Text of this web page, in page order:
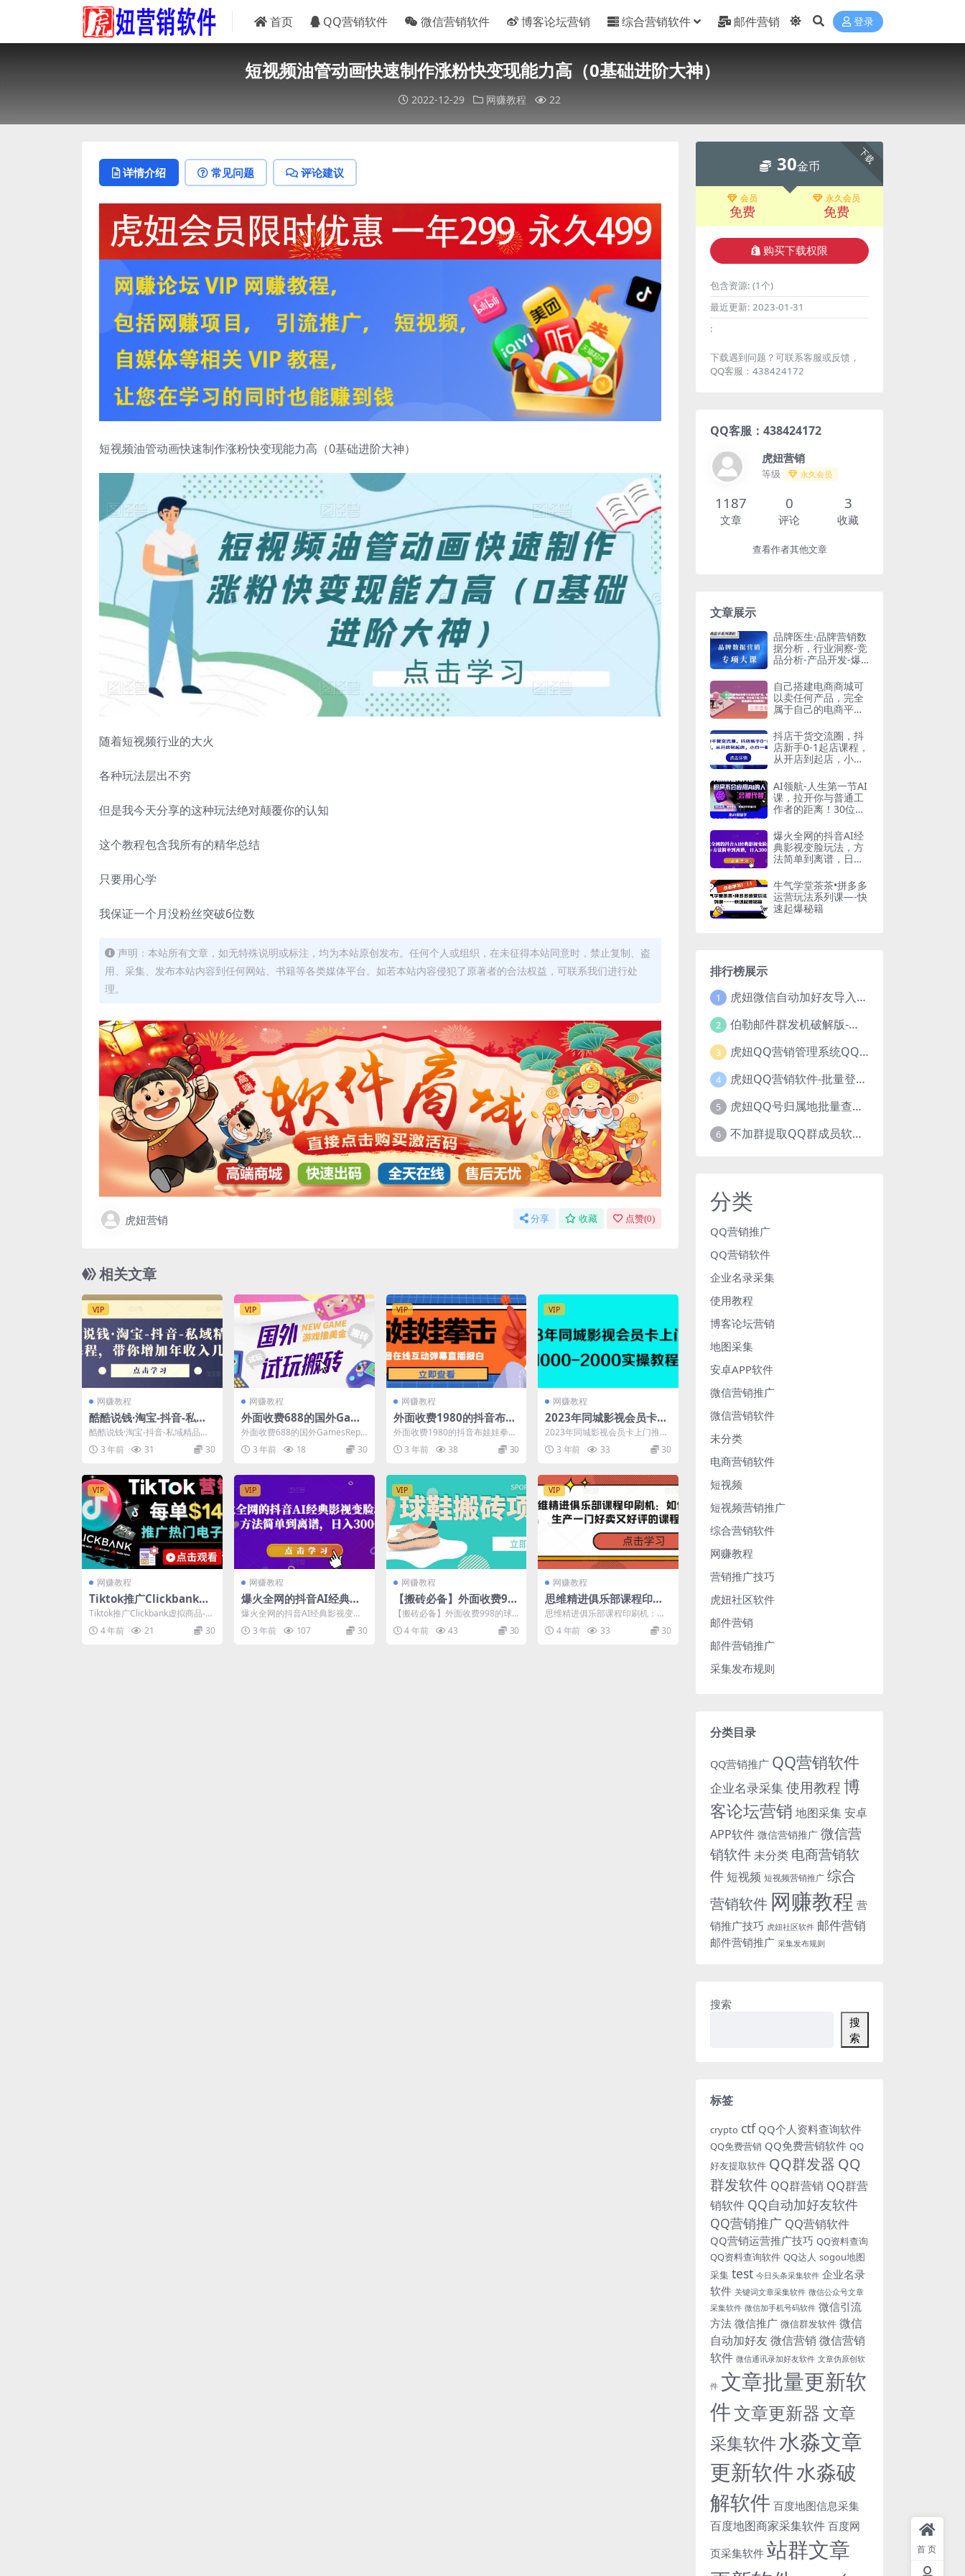
首页 QQ营销软件 微信营销软件 博客论坛营销 综合营销软件 邮件营销 登录
短视频油管动画快速制作涨粉快变现能力高（0基础进阶大神）
2022-12-29 网赚教程 22
详情介绍 常见问题 评论建议
短视频油管动画快速制作涨粉快变现能力高（0基础进阶大神）
随着短视频行业的大火
各种玩法层出不穷
但是我今天分享的这种玩法绝对颠覆你的认知
这个教程包含我所有的精华总结
只要用心学
我保证一个月没粉丝突破6位数
声明：本站所有文章，如无特殊说明或标注，均为本站原创发布。任何个人或组织，在未征得本站同意时，禁止复制、盗
用、采集、发布本站内容到任何网站、书籍等各类媒体平台。如若本站内容侵犯了原著者的合法权益，可联系我们进行处
理。
虎妞营销 分享 收藏 点赞(0)
相关文章
VIP
网赚教程
酷酷说钱·淘宝-抖音-私域
精品‬电商课程，带你增加
年收入几十万
酷酷说钱·淘宝-抖音-私域精品‬电
商课程，带你增加年收入几十万
课程介绍： 课程...
3 年前 31 30
VIP
网赚教程
外面收费688的国外Gam
esRepay游戏试玩搬砖项
目，手动玩游戏，一个月
收入八九千【详细玩法教
外面收费688的国外GamesRepa
y游戏试玩搬砖项目，手动玩游
戏，一个月收入...
3 年前 18 30
VIP
网赚教程
外面收费1980的抖音布娃
娃拳击直播项目，抖音报
白，实时互动直播【内含
详细教程】
外面收费1980的抖音布娃娃拳击
直播项目，抖音报白，实时互动
直播【内含详细教程】...
3 年前 38 30
VIP
网赚教程
2023年同城影视会员卡上
门推销，日入1000-2000
实操教程
2023年同城影视会员卡上门推
销，日入1000-2000实操教程 现
在什么项目最...
3 年前 33 30
VIP
网赚教程
Tiktok推广Clickbank虚
拟商品-热门电子书，每单
赚143美元-，流量变现技
巧
Tiktok推广Clickbank虚拟商品-热
门电子书，每单赚143美元-，流
量...4 年前 21 30
VIP
网赚教程
爆火全网的抖音AI经典影
视变脸玩法，方法简单到
离谱，日入300+【揭秘】
爆火全网的抖音AI经典影视变脸
玩法，方法简单到离谱，日入30
0+【揭秘】 作品演...
3 年前 107 30
VIP
网赚教程
【搬砖必备】外面收费99
8的球鞋搬砖项目，月入轻
松5000+的项目案例解析
【搬砖必备】外面收费998的球
鞋搬砖项目，月入轻松5000+的
项目案例解析 项目...
4 年前 43 30
VIP
网赚教程
思维精进俱乐部课程印刷
机：如何3天生产一门好卖
又好评的课程
思维精进俱乐部课程印刷机：如
何3天生产一门好卖又好评的课程
学完这堂课，你能收获...
4 年前 33 30
下载
30金币
会员
免费
永久会员
免费
购买下载权限
包含资源: (1个)
最近更新: 2023-01-31
:
下载遇到问题？可联系客服或反馈，
QQ客服：438424172
QQ客服：438424172
虎妞营销
等级 永久会员
1187
文章
0
评论
3
收藏
查看作者其他文章
文章展示
品牌医生·品牌营销数
据分析，行业洞察-竞
品分析-产品开发-爆
自己搭建电商商城可
以卖任何产品，完全
属于自己的电商平台
频教程】
抖店干货交流圈，抖
店新手0-1起店课程，
从开店到起店，小白
AI领航-人生第一节AI
课，拉开你与普通工
作者的距离！30位AI
小时Al心得
爆火全网的抖音AI经
典影视变脸玩法，方
法简单到离谱，日入
牛气学堂茶茶•拼多多
运营玩法系列课—-快
速起爆秘籍
排行榜展示
1 虎妞微信自动加好友导入手机号码批量精准添加客户售营销软件微商工具
2 伯勒邮件群发机破解版-邮件群发，QQ邮件群发，邮件群发软件，伯乐邮件群发工具，邮件群发器
3 虎妞QQ营销管理系统QQ好友群发营销软件
4 虎妞QQ营销软件-批量登录QQ挂机-添加好友-自动加群-群发消息-临时会话
5 虎妞QQ号归属地批量查询指定QQ绑定的手机号软件
6 不加群提取QQ群成员软件QQ群成员提取qq号邮箱软件
分类
QQ营销推广
QQ营销软件
企业名录采集
使用教程
博客论坛营销
地图采集
安卓APP软件
微信营销推广
微信营销软件
未分类
电商营销软件
短视频
短视频营销推广
综合营销软件
网赚教程
营销推广技巧
虎妞社区软件
邮件营销
邮件营销推广
采集发布规则
分类目录
QQ营销推广 QQ营销软件
企业名录采集使用教程博
客论坛营销 地图采集安卓
APP软件 微信营销推广 微信营
销软件未分类 电商营销软
件短视频 短视频营销推广 综合
营销软件 网赚教程 营
销推广技巧 虎妞社区软件 邮件营销
邮件营销推广 采集发布规则
搜索
搜
索
标签
crypto ctf QQ个人资料查询软件
QQ免费营销 QQ免费营销软件 QQ
好友提取软件 QQ群发器 QQ
群发软件 QQ群营销 QQ群营
销软件 QQ自动加好友软件
QQ营销推广 QQ营销软件
QQ营销运营推广技巧 QQ资料查询
QQ资料查询软件 QQ达人 sogou地图
采集 test 今日头条采集软件 企业名录
软件 关键词文章采集软件 微信公众号文章
采集软件 微信加手机号码软件 微信引流
方法 微信推广 微信群发软件 微信
自动加好友 微信营销 微信营销
软件 微信通讯录加好友软件 文章伪原创软
件 文章批量更新软
件文章更新器文章
采集软件水淼文章
更新软件水淼破
解软件 百度地图信息采集
百度地图商家采集软件 百度网
页采集软件 站群文章
首页